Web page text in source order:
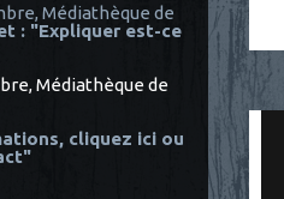
Médiathèque de
: "Expliquer est-ce
Médiathèque de
cliquez ici ou